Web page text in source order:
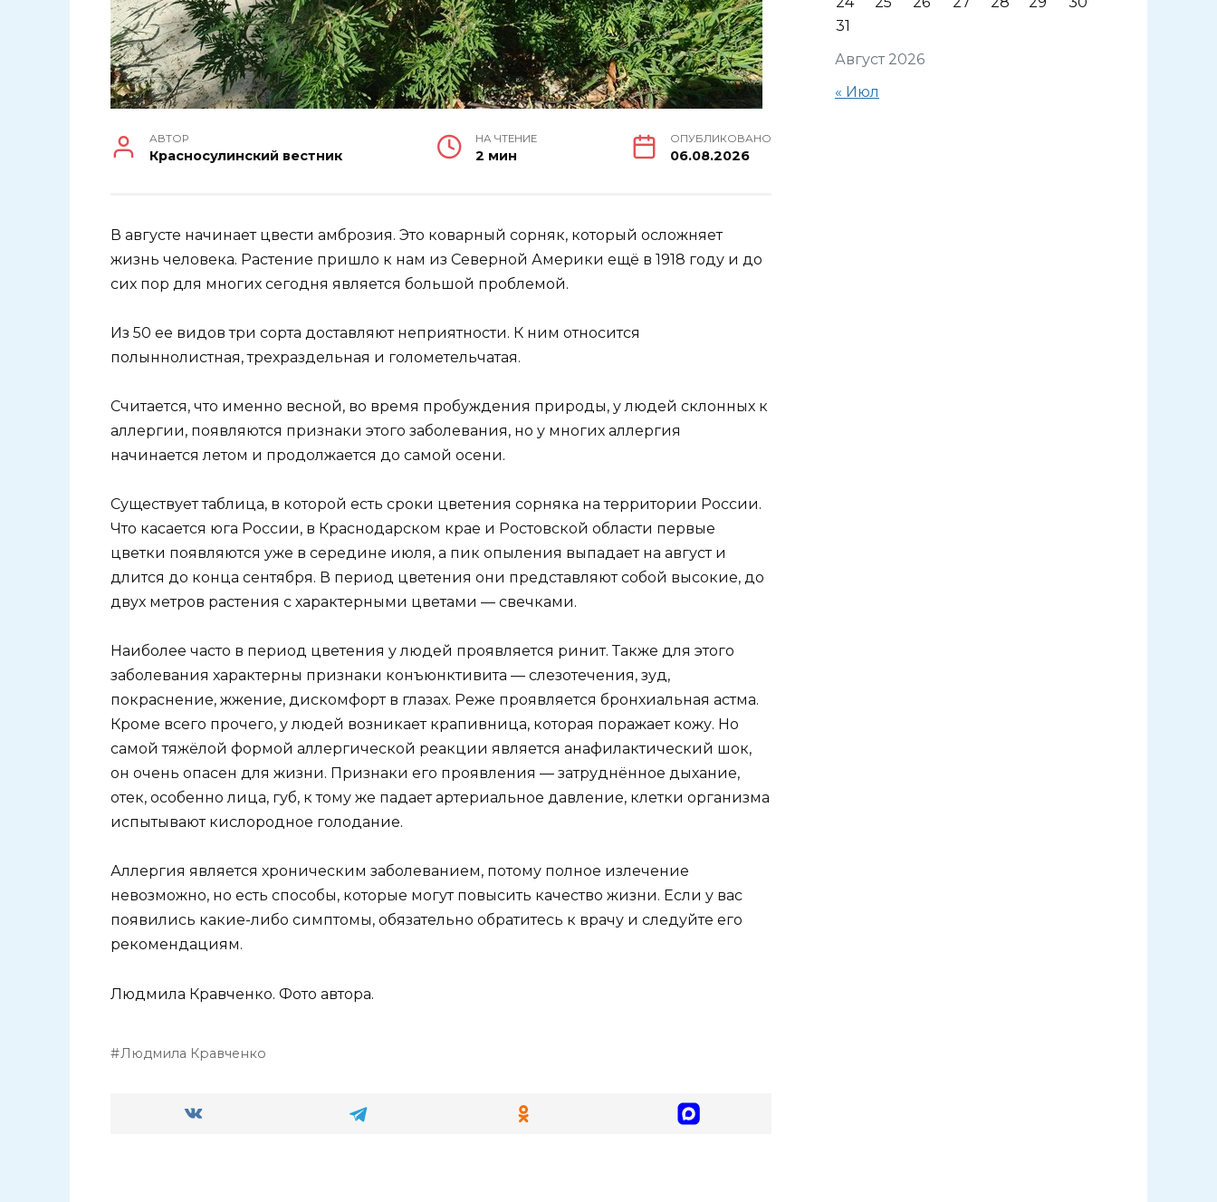
АВТОР
Красносулинский вестник
НА ЧТЕНИЕ
2 мин
ОПУБЛИКОВАНО
06.08.2026
В августе начинает цвести амброзия. Это коварный сорняк, который осложняет
жизнь человека. Растение пришло к нам из Северной Америки ещё в 1918 году и до
сих пор для многих сегодня является большой проблемой.
Из 50 ее видов три сорта доставляют неприятности. К ним относится
полыннолистная, трехраздельная и голометельчатая.
Считается, что именно весной, во время пробуждения природы, у людей склонных к
аллергии, появляются признаки этого заболевания, но у многих аллергия
начинается летом и продолжается до самой осени.
Существует таблица, в которой есть сроки цветения сорняка на территории России.
Что касается юга России, в Краснодарском крае и Ростовской области первые
цветки появляются уже в середине июля, а пик опыления выпадает на август и
длится до конца сентября. В период цветения они представляют собой высокие, до
двух метров растения с характерными цветами — свечками.
Наиболее часто в период цветения у людей проявляется ринит. Также для этого
заболевания характерны признаки конъюнктивита — слезотечения, зуд,
покраснение, жжение, дискомфорт в глазах. Реже проявляется бронхиальная астма.
Кроме всего прочего, у людей возникает крапивница, которая поражает кожу. Но
самой тяжёлой формой аллергической реакции является анафилактический шок,
он очень опасен для жизни. Признаки его проявления — затруднённое дыхание,
отек, особенно лица, губ, к тому же падает артериальное давление, клетки организма
испытывают кислородное голодание.
Аллергия является хроническим заболеванием, потому полное излечение
невозможно, но есть способы, которые могут повысить качество жизни. Если у вас
появились какие-либо симптомы, обязательно обратитесь к врачу и следуйте его
рекомендациям.
Людмила Кравченко. Фото автора.
Людмила Кравченко
Август 2026
31
« Июл